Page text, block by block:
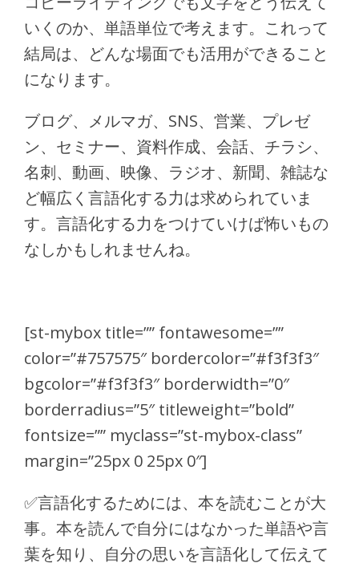
いくのか、単語単位で考えます。これって
結局は、どんな場面でも活用ができること
になります。
ブログ、メルマガ、SNS、営業、プレゼ
ン、セミナー、資料作成、会話、チラシ、
名刺、動画、映像、ラジオ、新聞、雑誌な
ど幅広く言語化する力は求められていま
す。言語化する力をつけていけば怖いもの
なしかもしれませんね。
[st-mybox title=”” fontawesome=””
color=”#757575″ bordercolor=”#f3f3f3″
bgcolor=”#f3f3f3″ borderwidth=”0″
borderradius=”5″ titleweight=”bold”
fontsize=”” myclass=”st-mybox-class”
margin=”25px 0 25px 0″]
✅言語化するためには、本を読むことが大
事。本を読んで自分にはなかった単語や言
葉を知り、自分の思いを言語化して伝えて